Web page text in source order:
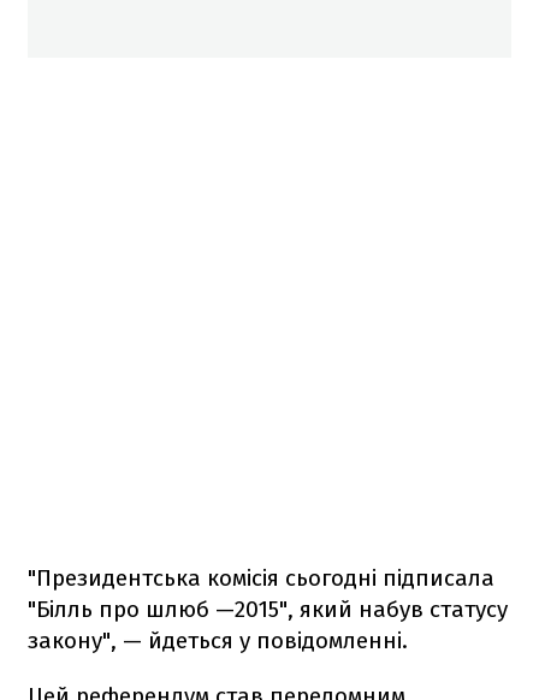
"Президентська комісія сьогодні підписала
"Білль про шлюб —2015", який набув статусу
закону", — йдеться у повідомленні.